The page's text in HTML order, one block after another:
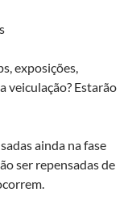
exposições,
veiculação? Estarão
ainda na fase
ser repensadas de